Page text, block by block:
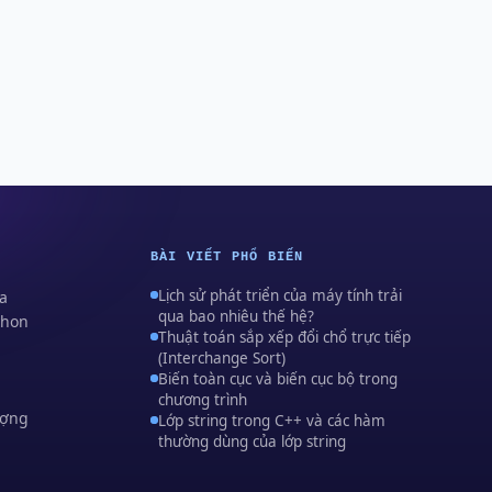
BÀI VIẾT PHỔ BIẾN
Lịch sử phát triển của máy tính trải
qua bao nhiêu thế hệ?
Thuật toán sắp xếp đổi chổ trực tiếp
(Interchange Sort)
Biến toàn cục và biến cục bộ trong
chương trình
Lớp string trong C++ và các hàm
thường dùng của lớp string